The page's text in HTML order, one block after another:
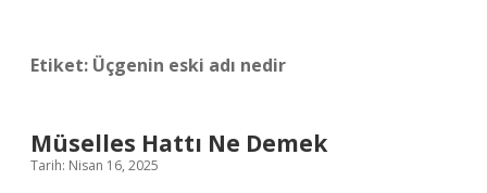
Etiket: Üçgenin eski adı nedir
Müselles Hattı Ne Demek
Tarih: Nisan 16, 2025